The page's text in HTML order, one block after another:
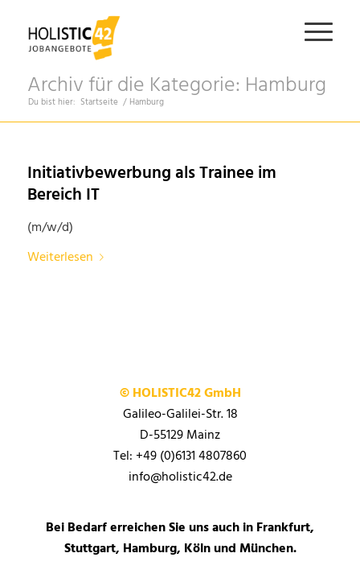
Archiv für die Kategorie: Hamburg
Du bist hier: Startseite / Hamburg
Initiativbewerbung als Trainee im
Bereich IT
(m/w/d)
Weiterlesen
© HOLISTIC42 GmbH
Galileo-Galilei-Str. 18
D-55129 Mainz
Tel: +49 (0)6131 4807860
info@holistic42.de
Bei Bedarf erreichen Sie uns auch in Frankfurt,
Stuttgart, Hamburg, Köln und München.